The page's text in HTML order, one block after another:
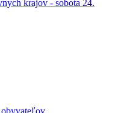
krajov - sobota 24.
obyvateľov